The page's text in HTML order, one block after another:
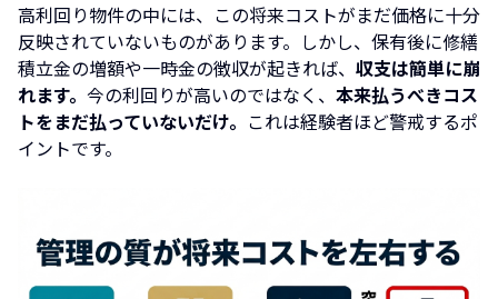
高利回り物件の中には、この将来コストがまだ価格に十分
反映されていないものがあります。しかし、保有後に修繕
積立金の増額や一時金の徴収が起きれば、 収支は簡単に崩
れます。 今の利回りが高いのではなく、 本来払うべきコス
トをまだ払っていないだけ。 これは経験者ほど警戒するポ
イントです。